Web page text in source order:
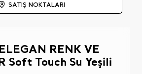
SATIŞ NOKTALARI
RENK VE
Soft Touch Su Yeşili